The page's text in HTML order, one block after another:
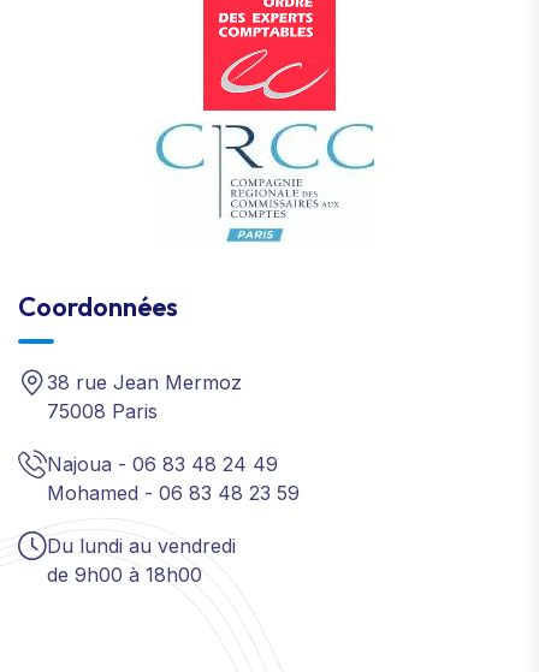
Coordonnées
38 rue Jean Mermoz
75008 Paris
Najoua - 06 83 48 24 49
Mohamed - 06 83 48 23 59
Du lundi au vendredi
de 9h00 à 18h00